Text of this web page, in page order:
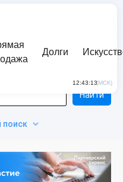
Долги
12:43:13(МСК)
поиск
Найти